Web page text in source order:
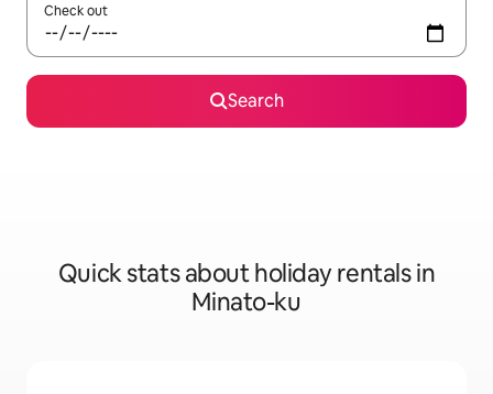
Check out
Search
Quick stats about holiday rentals in
Minato-ku